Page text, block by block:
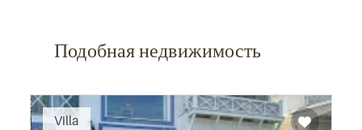
Подобная недвижимость
Villa
Recommended